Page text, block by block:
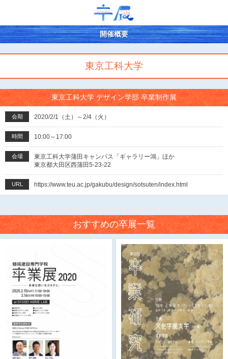
開催概要
東京工科大学
東京工科大学 デザイン学部 卒業制作展
会期 2020/2/1（土）～2/4（火）
時間 10:00～17:00
会場
東京工科大学蒲田キャンパス「ギャラリー鴻」ほか
東京都大田区西蒲田5-23-22
URL https://www.teu.ac.jp/gakubu/design/sotsuten/index.html
おすすめの卒展一覧